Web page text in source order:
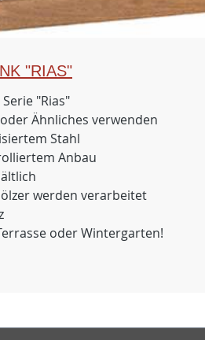
"RIAS"
"Rias"
Ähnliches verwenden
Stahl
Anbau
werden verarbeitet
oder Wintergarten!